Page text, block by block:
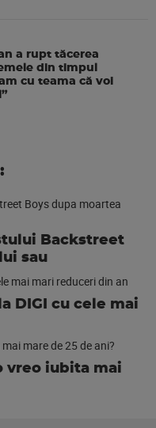
a rupt tăcerea
din timpul
cu teama că voi
Backstreet
sau
DIGI cu cele mai
vreo iubita mai